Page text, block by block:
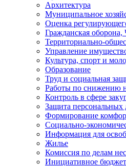
Архитектура
Муниципальное
Оценка
Гражданская оборона,
Территориально-
Управление
Культура, спорт и
Образование
Труд и социальная
Работы по снижению
Контроль в сфере
Защита персональных
Формирование
Социально-
Информация для
Жилье
Комиссия по делам
Инициативное